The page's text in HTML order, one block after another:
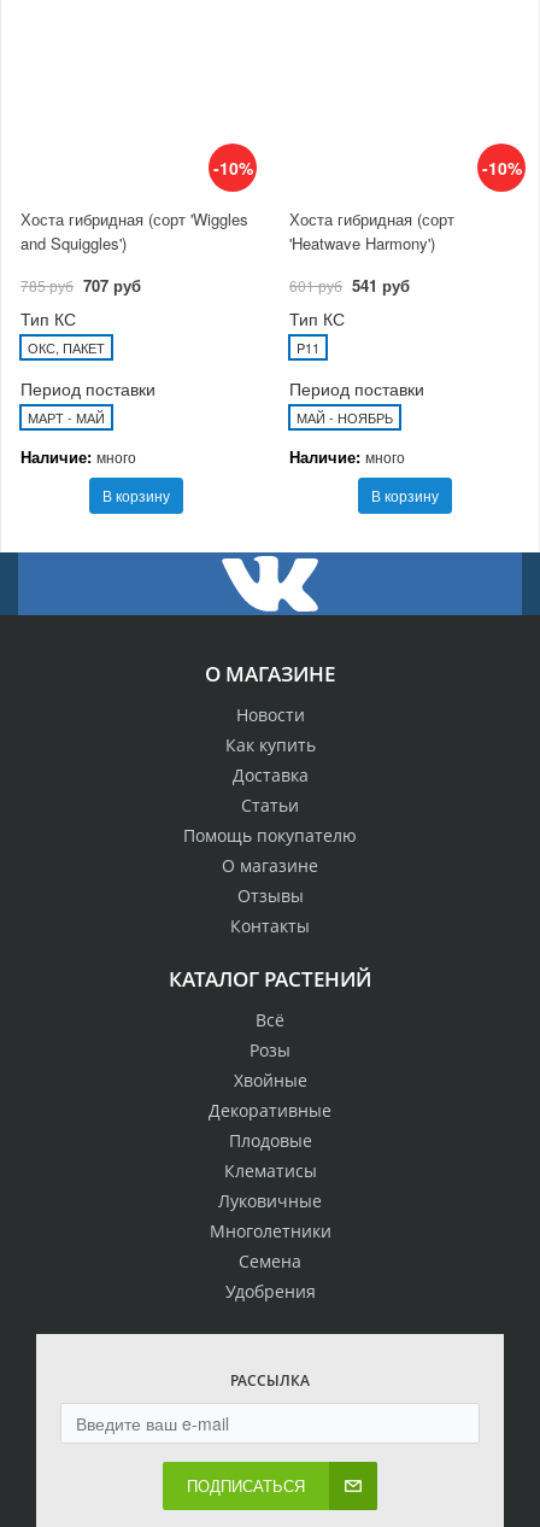
-10%
Хоста гибридная (сорт 'Wiggles
and Squiggles')
785 руб 707 руб
Тип КС
ОКС, ПАКЕТ
Период поставки
МАРТ - МАЙ
Наличие: много
В корзину
-10%
Хоста гибридная (сорт
'Heatwave Harmony')
601 руб 541 руб
Тип КС
P11
Период поставки
МАЙ - НОЯБРЬ
Наличие: много
В корзину
О МАГАЗИНЕ
Новости
Как купить
Доставка
Статьи
Помощь покупателю
О магазине
Отзывы
Контакты
КАТАЛОГ РАСТЕНИЙ
Всё
Розы
Хвойные
Декоративные
Плодовые
Клематисы
Луковичные
Многолетники
Семена
Удобрения
РАССЫЛКА
ПОДПИСАТЬСЯ